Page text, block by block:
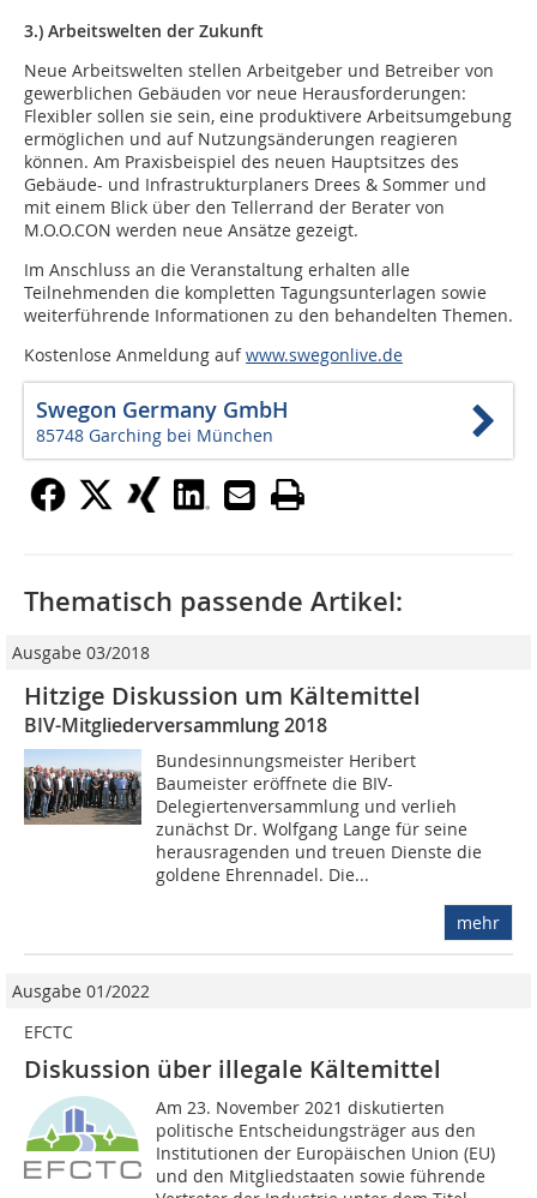
3.) Arbeitswelten der Zukunft
Neue Arbeitswelten stellen Arbeitgeber und Betreiber von
gewerblichen Gebäuden vor neue Herausforderungen:
Flexibler sollen sie sein, eine produktivere Arbeitsumgebung
ermöglichen und auf Nutzungsänderungen reagieren
können. Am Praxisbeispiel des neuen Hauptsitzes des
Gebäude- und Infrastrukturplaners Drees & Sommer und
mit einem Blick über den Tellerrand der Berater von
M.O.O.CON werden neue Ansätze gezeigt.
Im Anschluss an die Veranstaltung erhalten alle
Teilnehmenden die kompletten Tagungsunterlagen sowie
weiterführende Informationen zu den behandelten Themen.
Kostenlose Anmeldung aufwww.swegonlive.de
Swegon Germany GmbH
85748 Garching bei München
Thematisch passende Artikel:
Ausgabe 03/2018
Hitzige Diskussion um Kältemittel
BIV-Mitgliederversammlung 2018
Bundesinnungsmeister Heribert
Baumeister eröffnete die BIV-
Delegiertenversammlung und verlieh
zunächst Dr. Wolfgang Lange für seine
herausragenden und treuen Dienste die
goldene Ehrennadel. Die...
mehr
Ausgabe 01/2022
EFCTC
Diskussion über illegale Kältemittel
Am 23. November 2021 diskutierten
politische Entscheidungsträger aus den
Institutionen der Europäischen Union (EU)
und den Mitgliedstaaten sowie führende